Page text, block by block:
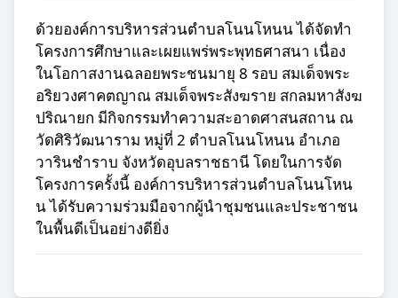
ด้วยองค์การบริหารส่วนตำบลโนนโหนน ได้จัดทำ
โครงการศึกษาและเผยแพร่พระพุทธศาสนา เนื่อง
ในโอกาสงานฉลอยพระชนมายุ 8 รอบ สมเด็จพระ
อริยวงศาคตญาณ สมเด็จพระสังฆราย สกลมหาสังฆ
ปริณายก มีกิจกรรมทำความสะอาดศาสนสถาน ณ
วัดศิริวัฒนาราม หมู่ที่ 2 ตำบลโนนโหนน อำเภอ
วารินชำราบ จังหวัดอุบลราชธานี โดยในการจัด
โครงการครั้งนี้ องค์การบริหารส่วนตำบลโนนโหน
น ได้รับความร่วมมือจากผู้นำชุมชนและประชาชน
ในพื้นดีเป็นอย่างดียิ่ง